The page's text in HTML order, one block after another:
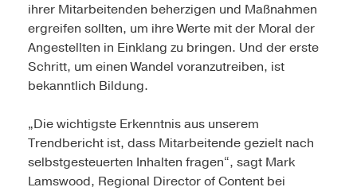
ihrer Mitarbeitenden beherzigen und Maßnahmen
ergreifen sollten, um ihre Werte mit der Moral der
Angestellten in Einklang zu bringen. Und der erste
Schritt, um einen Wandel voranzutreiben, ist
bekanntlich Bildung.
„Die wichtigste Erkenntnis aus unserem
Trendbericht ist, dass Mitarbeitende gezielt nach
selbstgesteuerten Inhalten fragen“, sagt Mark
Lamswood, Regional Director of Content bei